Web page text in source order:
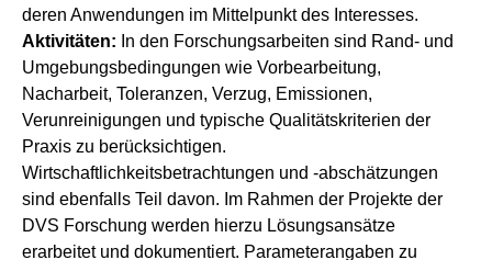
deren Anwendungen im Mittelpunkt des Interesses.
Aktivitäten: In den Forschungsarbeiten sind Rand- und
Umgebungsbedingungen wie Vorbearbeitung,
Nacharbeit, Toleranzen, Verzug, Emissionen,
Verunreinigungen und typische Qualitätskriterien der
Praxis zu berücksichtigen.
Wirtschaftlichkeitsbetrachtungen und -abschätzungen
sind ebenfalls Teil davon. Im Rahmen der Projekte der
DVS Forschung werden hierzu Lösungsansätze
erarbeitet und dokumentiert. Parameterangaben zu